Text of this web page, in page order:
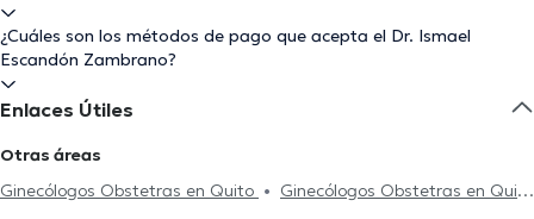
¿Cuáles son los métodos de pago que acepta el Dr. Ismael
Escandón Zambrano?
Enlaces Útiles
Otras áreas
Ginecólogos Obstetras en Quito
Ginecólogos Obstetras en Quito